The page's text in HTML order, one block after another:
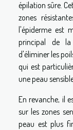
épilation sûre.
zones
l'épiderme est
principal de
d'éliminer les
qui est
une peau
En revanche, il
sur les zones
peau est plus